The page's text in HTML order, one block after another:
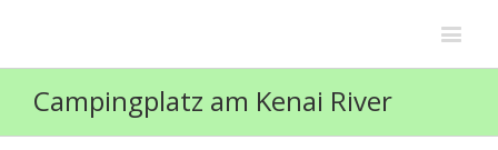
Campingplatz am Kenai River